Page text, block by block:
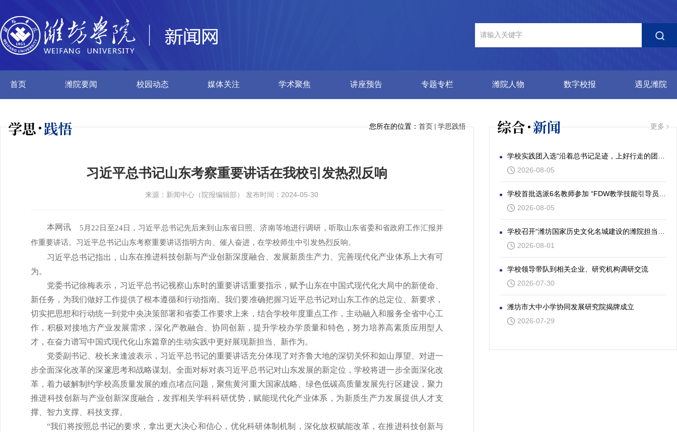
首页 潍院要闻 校园动态 媒体关注 学术聚焦 讲座预告 专题专栏 潍院人物 数字校报 遇见潍院
学思 践悟 您所在的位置： 首页 学思践悟
习近平总书记山东考察重要讲话在我校引发热烈反响
来源：新闻中心（院报编辑部） 发布时间：2024-05-30
本网讯 5月22日至24日，习近平总书记先后来到山东省日照、济南等地进行调研，听取山东省委和省政府工作汇报并
作重要讲话。习近平总书记山东考察重要讲话指明方向、催人奋进，在学校师生中引发热烈反响。
习近平总书记指出， 山东在推进科技创新与产业创新深度融合、发展新质生产力、完善现代化产业体系上大有可
为。
党委书记徐梅表示，习近平总书记视察山东时的重要讲话重要指示，赋予山东在中国式现代化大局中的新使命、
新任务，为我们做好工作提供了根本遵循和行动指南。我们要准确把握习近平总书记对山东工作的总定位、新要求，
切实把思想和行动统一到党中央决策部署和省委工作要求上来，结合学校年度重点工作，主动融入和服务全省中心工
作，积极对接地方产业发展需求，深化产教融合、协同创新，提升学校办学质量和特色，努力培养高素质应用型人
才，在奋力谱写中国式现代化山东篇章的生动实践中更好展现新担当、新作为。
党委副书记、校长来逢波表示，习近平总书记的重要讲话充分体现了对齐鲁大地的深切关怀和如山厚望、对进一
步全面深化改革的深邃思考和战略谋划。全面对标对表习近平总书记对山东发展的新定位，学校将进一步全面深化改
革，着力破解制约学校高质量发展的难点堵点问题，聚焦黄河重大国家战略、绿色低碳高质量发展先行区建设，聚力
推进科技创新与产业创新深度融合，发挥相关学科科研优势，赋能现代化产业体系，为新质生产力发展提供人才支
撑、智力支撑、科技支撑。
“我们将按照总书记的要求，拿出更大决心和信心，优化科研体制机制，深化放权赋能改革，在推进科技创新与
综合 新闻 更多
2026-08-05
2026-08-05
2026-08-01
学校领导带队到相关企业、研究机构调研交流
2026-07-30
潍坊市大中小学协同发展研究院揭牌成立
2026-07-29